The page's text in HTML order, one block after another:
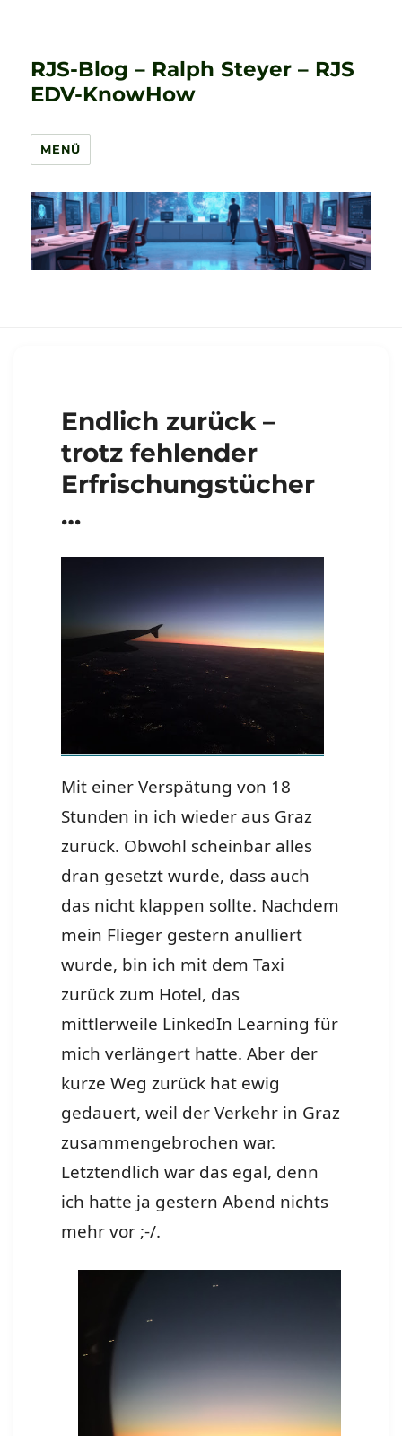
RJS-Blog – Ralph Steyer – RJS
EDV-KnowHow
MENÜ
Endlich zurück –
trotz fehlender
Erfrischungstücher
…
Mit einer Verspätung von 18
Stunden in ich wieder aus Graz
zurück. Obwohl scheinbar alles
dran gesetzt wurde, dass auch
das nicht klappen sollte. Nachdem
mein Flieger gestern anulliert
wurde, bin ich mit dem Taxi
zurück zum Hotel, das
mittlerweile LinkedIn Learning für
mich verlängert hatte. Aber der
kurze Weg zurück hat ewig
gedauert, weil der Verkehr in Graz
zusammengebrochen war.
Letztendlich war das egal, denn
ich hatte ja gestern Abend nichts
mehr vor ;-/.